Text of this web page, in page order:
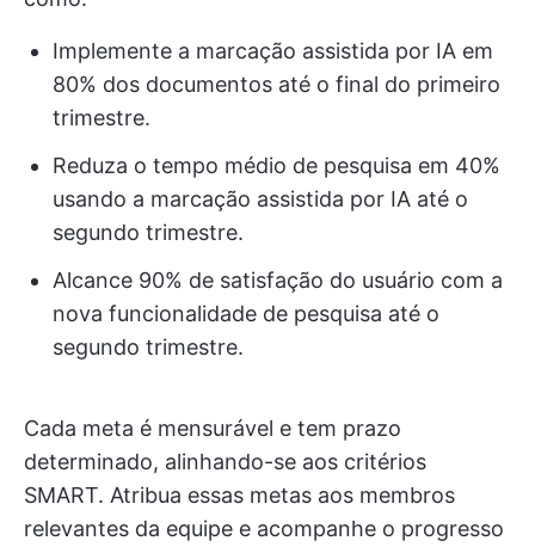
Implemente a marcação assistida por IA em
80% dos documentos até o final do primeiro
trimestre.
Reduza o tempo médio de pesquisa em 40%
usando a marcação assistida por IA até o
segundo trimestre.
Alcance 90% de satisfação do usuário com a
nova funcionalidade de pesquisa até o
segundo trimestre.
Cada meta é mensurável e tem prazo
determinado, alinhando-se aos critérios
SMART. Atribua essas metas aos membros
relevantes da equipe e acompanhe o progresso